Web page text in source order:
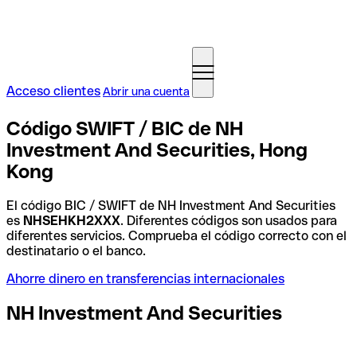
Acceso clientesAbrir una cuenta
Código SWIFT / BIC de NH
Investment And Securities, Hong
Kong
El código BIC / SWIFT de NH Investment And Securities
es NHSEHKH2XXX. Diferentes códigos son usados para
diferentes servicios. Comprueba el código correcto con el
destinatario o el banco.
Ahorre dinero en transferencias internacionales
NH Investment And Securities